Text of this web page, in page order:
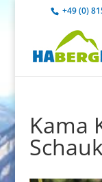
+49 (0)
Kama